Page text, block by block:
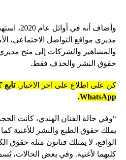
وأضاف أنه
مديري مواقع التواصل الاجتماعي،
والمشاهير والشركات إلى منح
حقوق النشر والحذف فقط.
كن على اطلاع على اخر الاخبار.
WhatsApp.
“وفي حالة الفنان الهندي، كانت
يملك حقوق الطبع والنشر للأغنية
الواقع، لا يمتلك فنانون مثله حقوق
كليهما لأغنية. وفي بعض الحالات،